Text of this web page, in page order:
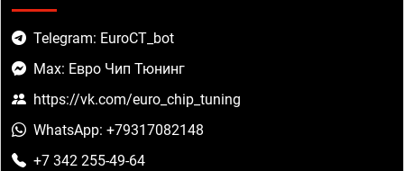
Telegram: EuroCT_bot
Max: Евро Чип Тюнинг
https://vk.com/euro_chip_tuning
WhatsApp: +79317082148
+7 342 255-49-64